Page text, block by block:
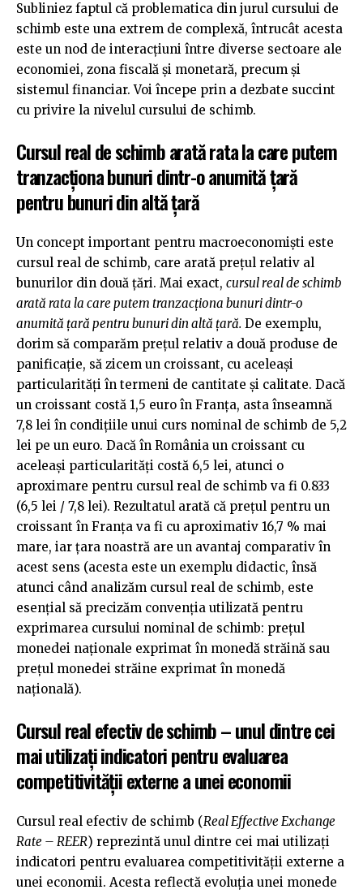
Subliniez faptul că problematica din jurul cursului de
schimb este una extrem de complexă, întrucât acesta
este un nod de interacțiuni între diverse sectoare ale
economiei, zona fiscală și monetară, precum și
sistemul financiar. Voi începe prin a dezbate succint
cu privire la nivelul cursului de schimb.
Cursul real de schimb arată rata la care putem
tranzacționa bunuri dintr-o anumită țară
pentru bunuri din altă țară
Un concept important pentru macroeconomiști este
cursul real de schimb, care arată prețul relativ al
bunurilor din două țări. Mai exact, cursul real de schimb
arată rata la care putem tranzacționa bunuri dintr-o
anumită țară pentru bunuri din altă țară. De exemplu,
dorim să comparăm prețul relativ a două produse de
panificație, să zicem un croissant, cu aceleași
particularități în termeni de cantitate și calitate. Dacă
un croissant costă 1,5 euro în Franța, asta înseamnă
7,8 lei în condițiile unui curs nominal de schimb de 5,2
lei pe un euro. Dacă în România un croissant cu
aceleași particularități costă 6,5 lei, atunci o
aproximare pentru cursul real de schimb va fi 0.833
(6,5 lei / 7,8 lei). Rezultatul arată că prețul pentru un
croissant în Franța va fi cu aproximativ 16,7 % mai
mare, iar țara noastră are un avantaj comparativ în
acest sens (acesta este un exemplu didactic, însă
atunci când analizăm cursul real de schimb, este
esențial să precizăm convenția utilizată pentru
exprimarea cursului nominal de schimb: prețul
monedei naționale exprimat în monedă străină sau
prețul monedei străine exprimat în monedă
națională).
Cursul real efectiv de schimb – unul dintre cei
mai utilizați indicatori pentru evaluarea
competitivității externe a unei economii
Cursul real efectiv de schimb (Real Effective Exchange
Rate – REER) reprezintă unul dintre cei mai utilizați
indicatori pentru evaluarea competitivității externe a
unei economii. Acesta reflectă evoluția unei monede